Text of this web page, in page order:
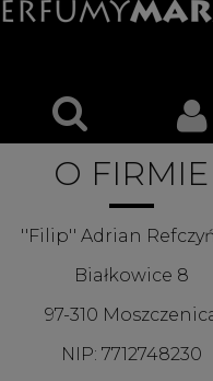
O FIRMIE
''Filip'' Adrian
Białkowice 8
97-310
NIP: 7712748230